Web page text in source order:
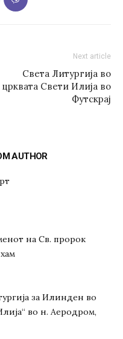
Next article
Света Литургија во
црквата Свети Илија во
Футскрај
AUTHOR
на Св. пророк
за Илинден во
во н. Аеродром,